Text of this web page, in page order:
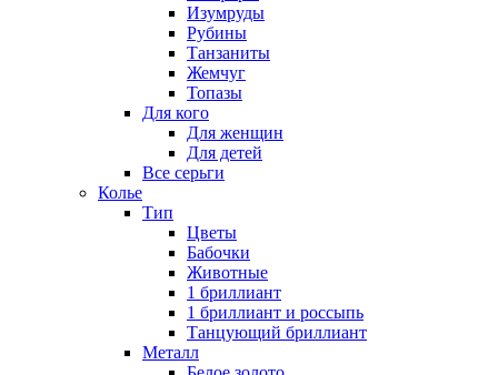
Изумруды
Рубины
Танзаниты
Жемчуг
Топазы
Для кого
Для женщин
Для детей
Все серьги
Колье
Тип
Цветы
Бабочки
Животные
1 бриллиант
1 бриллиант и россыпь
Танцующий бриллиант
Металл